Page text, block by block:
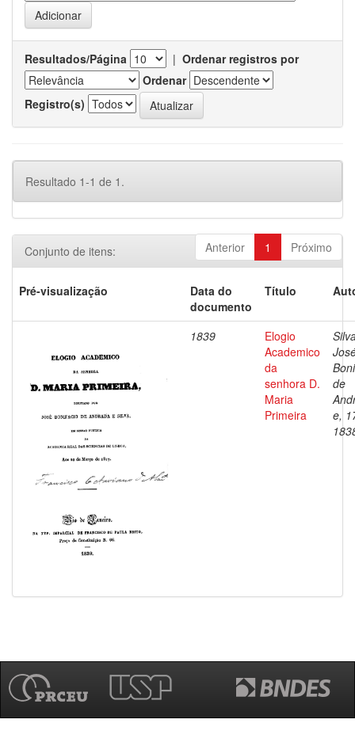
Resultados/Página | Ordenar registros por
Ordenar
Registro(s)
Resultado 1-1 de 1.
Anterior 1 Próximo
Conjunto de itens:
Pré-visualização
Data do
documento
Título
1839
Elogio
Academico
da
senhora D.
Maria
Primeira
de
e,